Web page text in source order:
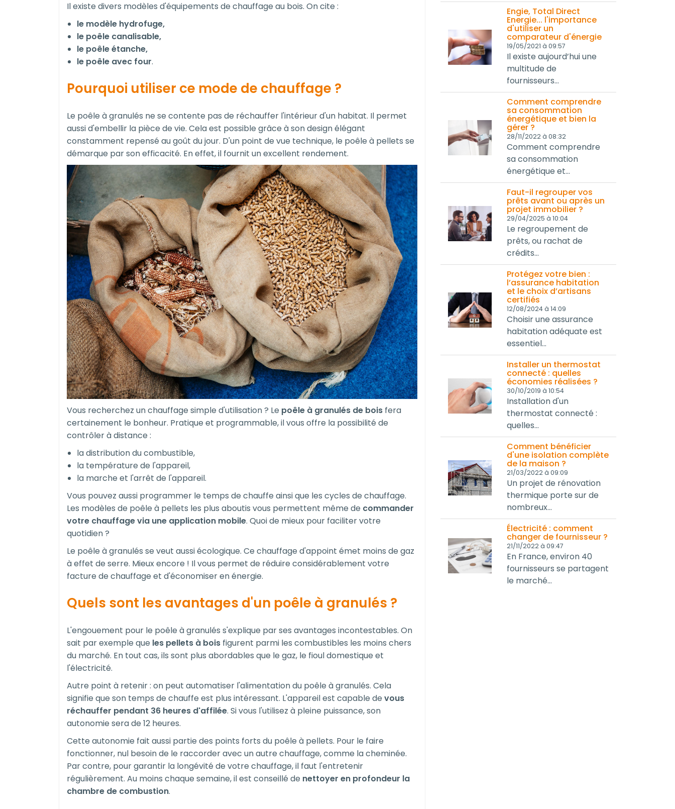
Il existe divers modèles d'équipements de chauffage au bois. On cite :
le modèle hydrofuge,
le poêle canalisable,
le poêle étanche,
le poêle avec four.
Pourquoi utiliser ce mode de chauffage ?
Le poêle à granulés ne se contente pas de réchauffer l'intérieur d'un habitat. Il permet
aussi d'embellir la pièce de vie. Cela est possible grâce à son design élégant
constamment repensé au goût du jour. D'un point de vue technique, le poêle à pellets se
démarque par son efficacité. En effet, il fournit un excellent rendement.
Vous recherchez un chauffage simple d'utilisation ? Le poêle à granulés de bois fera
certainement le bonheur. Pratique et programmable, il vous offre la possibilité de
contrôler à distance :
la distribution du combustible,
la température de l'appareil,
la marche et l'arrêt de l'appareil.
Vous pouvez aussi programmer le temps de chauffe ainsi que les cycles de chauffage.
Les modèles de poêle à pellets les plus aboutis vous permettent même de commander
votre chauffage via une application mobile. Quoi de mieux pour faciliter votre
quotidien ?
Le poêle à granulés se veut aussi écologique. Ce chauffage d'appoint émet moins de gaz
à effet de serre. Mieux encore ! Il vous permet de réduire considérablement votre
facture de chauffage et d'économiser en énergie.
Quels sont les avantages d'un poêle à granulés ?
L'engouement pour le poêle à granulés s'explique par ses avantages incontestables. On
sait par exemple que les pellets à bois figurent parmi les combustibles les moins chers
du marché. En tout cas, ils sont plus abordables que le gaz, le fioul domestique et
l'électricité.
Autre point à retenir : on peut automatiser l'alimentation du poêle à granulés. Cela
signifie que son temps de chauffe est plus intéressant. L'appareil est capable de vous
réchauffer pendant 36 heures d'affilée. Si vous l'utilisez à pleine puissance, son
autonomie sera de 12 heures.
Cette autonomie fait aussi partie des points forts du poêle à pellets. Pour le faire
fonctionner, nul besoin de le raccorder avec un autre chauffage, comme la cheminée.
Par contre, pour garantir la longévité de votre chauffage, il faut l'entretenir
régulièrement. Au moins chaque semaine, il est conseillé de nettoyer en profondeur la
chambre de combustion.
Engie, Total Direct
Energie... l'importance
d'utiliser un
comparateur d'énergie
19/05/2021 à 09:57
Il existe aujourd’hui une
multitude de
fournisseurs...
Comment comprendre
sa consommation
énergétique et bien la
gérer ?
28/11/2022 à 08:32
Comment comprendre
sa consommation
énergétique et...
Faut-il regrouper vos
prêts avant ou après un
projet immobilier ?
29/04/2025 à 10:04
Le regroupement de
prêts, ou rachat de
crédits...
Protégez votre bien :
l’assurance habitation
et le choix d’artisans
certifiés
12/08/2024 à 14:09
Choisir une assurance
habitation adéquate est
essentiel...
Installer un thermostat
connecté : quelles
économies réalisées ?
30/10/2019 à 10:54
Installation d'un
thermostat connecté :
quelles...
Comment bénéficier
d'une isolation complète
de la maison ?
21/03/2022 à 09:09
Un projet de rénovation
thermique porte sur de
nombreux...
Électricité : comment
changer de fournisseur ?
21/11/2022 à 09:47
En France, environ 40
fournisseurs se partagent
le marché...